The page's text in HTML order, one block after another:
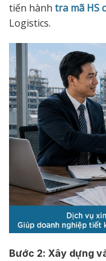
tiến hành tra mã HS
Logistics.
Bước 2: Xây dựng